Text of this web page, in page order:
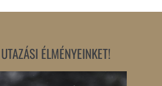
ÉLMÉNYEINKET!